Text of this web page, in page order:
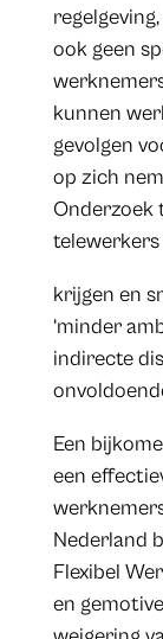
ook geen
kunnen
gevolgen
op zich
Onderzoek
krijgen en
‘minder
indirecte
Een
een
Nederland
Flexibel
en